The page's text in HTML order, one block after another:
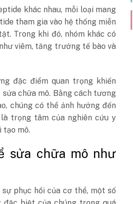
khác nhau, mỗi loại mang
tham gia vào hệ thống miễn
Trong khi đó, nhóm khác có
viêm, tăng trưởng tế bào và
đặc điểm quan trọng khiến
chữa mô. Bằng cách tương
chúng có thể ảnh hưởng đến
trọng tâm của nghiên cứu y
tạo mô.
sửa chữa mô như
phục hồi của cơ thể, một số